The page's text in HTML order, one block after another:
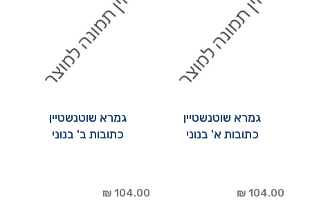
גמרא שוטנשטיין
כתובות א' בנוני
104.00 ₪
גמרא שוטנשטיין
כתובות ב' בנוני
104.00 ₪